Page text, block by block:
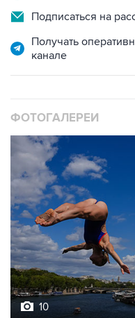
Подписаться на
Получать
канале
ФОТОГАЛЕРЕИ
10